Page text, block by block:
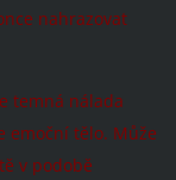
nahrazovat
temná nálada
emoční tělo. Může
v podobě